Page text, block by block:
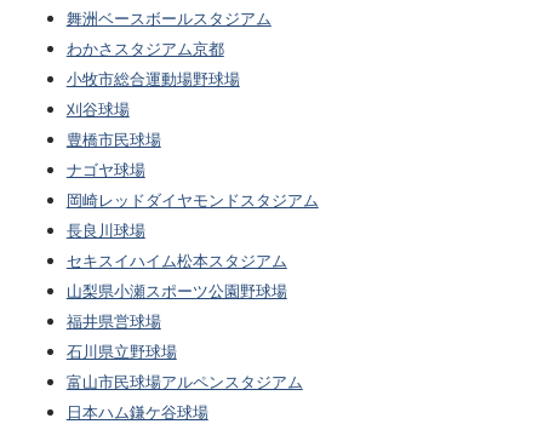
舞洲ベースボールスタジアム
わかさスタジアム京都
小牧市総合運動場野球場
刈谷球場
豊橋市民球場
ナゴヤ球場
岡崎レッドダイヤモンドスタジアム
長良川球場
セキスイハイム松本スタジアム
山梨県小瀬スポーツ公園野球場
福井県営球場
石川県立野球場
富山市民球場アルペンスタジアム
日本ハム鎌ケ谷球場